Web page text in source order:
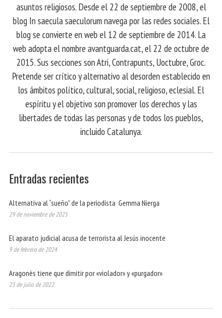
asuntos religiosos. Desde el 22 de septiembre de 2008, el
blog In saecula saeculorum navega por las redes sociales. El
blog se convierte en web el 12 de septiembre de 2014. La
web adopta el nombre avantguarda.cat, el 22 de octubre de
2015. Sus secciones son Atri, Contrapunts, Uoctubre, Groc.
Pretende ser crítico y alternativo al desorden establecido en
los ámbitos político, cultural, social, religioso, eclesial. El
espíritu y el objetivo son promover los derechos y las
libertades de todas las personas y de todos los pueblos,
incluido Catalunya.
Entradas recientes
Alternativa al “sueño” de la periodista Gemma Nierga
29 de noviembre de 2025
El aparato judicial acusa de terrorista al Jesús inocente
9 de febrero de 2024
Aragonès tiene que dimitir por «violador» y «purgador»
23 de julio de 2022